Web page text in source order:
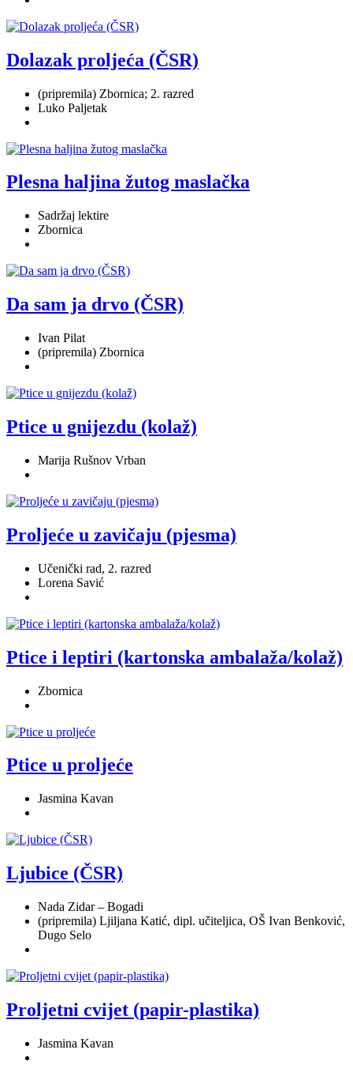
Dolazak proljeća (ČSR)
(pripremila) Zbornica; 2. razred
Luko Paljetak
Plesna haljina žutog maslačka
Sadržaj lektire
Zbornica
Da sam ja drvo (ČSR)
Ivan Pilat
(pripremila) Zbornica
Ptice u gnijezdu (kolaž)
Marija Rušnov Vrban
Proljeće u zavičaju (pjesma)
Učenički rad, 2. razred
Lorena Savić
Ptice i leptiri (kartonska ambalaža/kolaž)
Zbornica
Ptice u proljeće
Jasmina Kavan
Ljubice (ČSR)
Nada Zidar – Bogadi
(pripremila) Ljiljana Katić, dipl. učiteljica, OŠ Ivan Benković,
Dugo Selo
Proljetni cvijet (papir-plastika)
Jasmina Kavan